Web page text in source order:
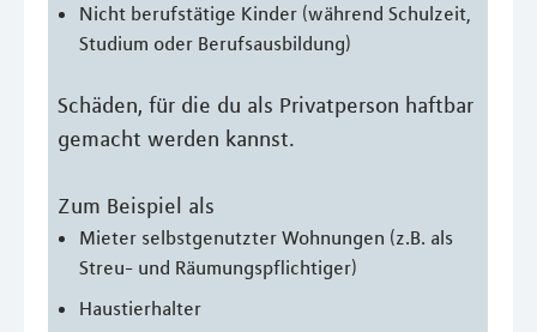
Nicht berufstätige Kinder (während Schulzeit,
Studium oder Berufsausbildung)
Schäden, für die du als Privatperson haftbar
gemacht werden kannst.
Zum Beispiel als
Mieter selbstgenutzter Wohnungen (z.B. als
Streu- und Räumungspflichtiger)
Haustierhalter